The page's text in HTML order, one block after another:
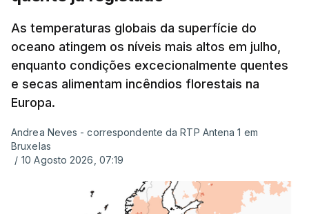
até à escola para ver o resultado mas ainda não
tinha sido divulgado. Alguns pais apontam
incorreções e aguardam a atualização na
plataforma Inovar.
ERRO100
ERROR ON HTML5 MEDIA ELEMENT
ESTE CONTEÚDO ESTÁ NESTE
MOMENTO INDISPONÍVEL
As temperaturas globais da superfície do
oceano atingem os níveis mais altos em julho,
enquanto condições excecionalmente quentes
e secas alimentam incêndios florestais na
Europa.
Andrea Neves - correspondente da RTP Antena 1 em
Bruxelas
/ 10 Agosto 2026, 07:19